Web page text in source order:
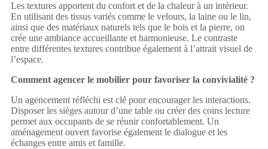
Les textures apportent du confort et de la chaleur à un intérieur.
En utilisant des tissus variés comme le velours, la laine ou le lin,
ainsi que des matériaux naturels tels que le bois et la pierre, on
crée une ambiance accueillante et harmonieuse. Le contraste
entre différentes textures contribue également à l’attrait visuel de
l’espace.
Comment agencer le mobilier pour favoriser la convivialité ?
Un agencement réfléchi est clé pour encourager les interactions.
Disposer les sièges autour d’une table ou créer des coins lecture
permet aux occupants de se réunir confortablement. Un
aménagement ouvert favorise également le dialogue et les
échanges entre amis et famille.